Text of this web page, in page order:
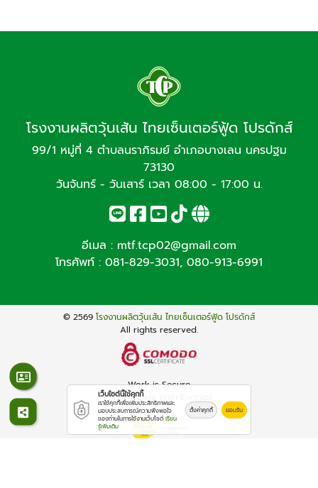
โรงงานผลิตวุ้นเส้น ไทยเซ็นเตอร์ฟู้ด โปรดักส์
99/1 หมู่ที่ 4 ตำบลนราภิรมย์ อำเภอบางเลน นครปฐม
73130
วันจันทร์ - วันเสาร์ เวลา 08:00 - 17:00 น.
อีเมล : mtf.tcp02@gmail.com
โทรศัพท์ : 081-829-3031, 080-913-6991
© 2569 โรงงานผลิตวุ้นเส้น ไทยเซ็นเตอร์ฟู้ด โปรดักส์
All rights reserved.
Work is Secure
Protect Data With Encrypt
เว็บไซต์นี้ใช้คุกกี้
เราใช้คุกกี้เพื่อเพิ่มประสิทธิภาพและ
มอบประสบการณ์ความพึงพอใจ
ของท่านในการใช้งานเว็บไซต์ เรียน
รู้เพิ่มเติม
ตั้งค่าคุกกี้ ยอมรับ